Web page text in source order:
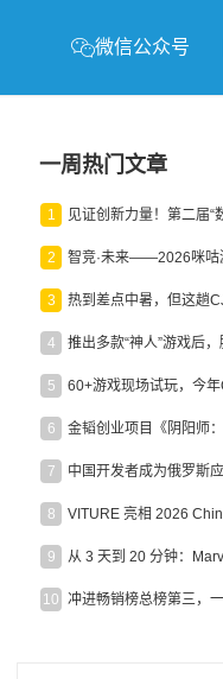
微信公众号
一周热门文章
1 见证创新力量！第二届“
2
3 热到差点中暑，但这趟
4
5 60+游戏现场试玩，今
6
7 中国开发者成为俄罗斯
8
9
10